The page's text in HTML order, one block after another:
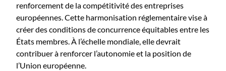
renforcement de la compétitivité des entreprises
européennes. Cette harmonisation réglementaire vise à
créer des conditions de concurrence équitables entre les
États membres. À l’échelle mondiale, elle devrait
contribuer à renforcer l’autonomie et la position de
l’Union européenne.